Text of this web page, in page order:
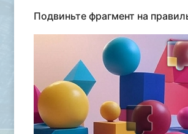
Подвиньте фрагмент на